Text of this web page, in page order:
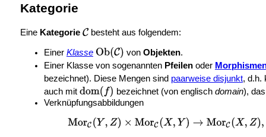
Kategorie
Eine Kategorie besteht aus folgendem:
Einer Klasse von Objekten.
Einer Klasse von sogenannten Pfeilenoder
bezeichnet). Diese Mengen sind paarweise disjunkt, d.h.
auch mit
bezeichnet (von englischdomain),
Verknüpfungsabbildungen